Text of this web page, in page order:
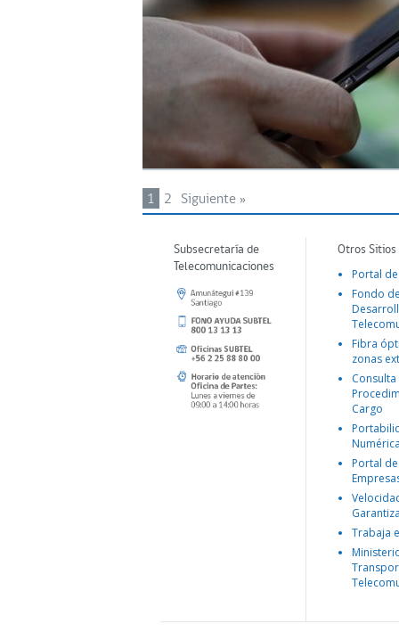
1 2 Siguiente »
Subsecretaría de
Telecomunicaciones
Otros
Portal
Fondo
Fibra
zonas
Consulta
Cargo
Portal
Trabaja